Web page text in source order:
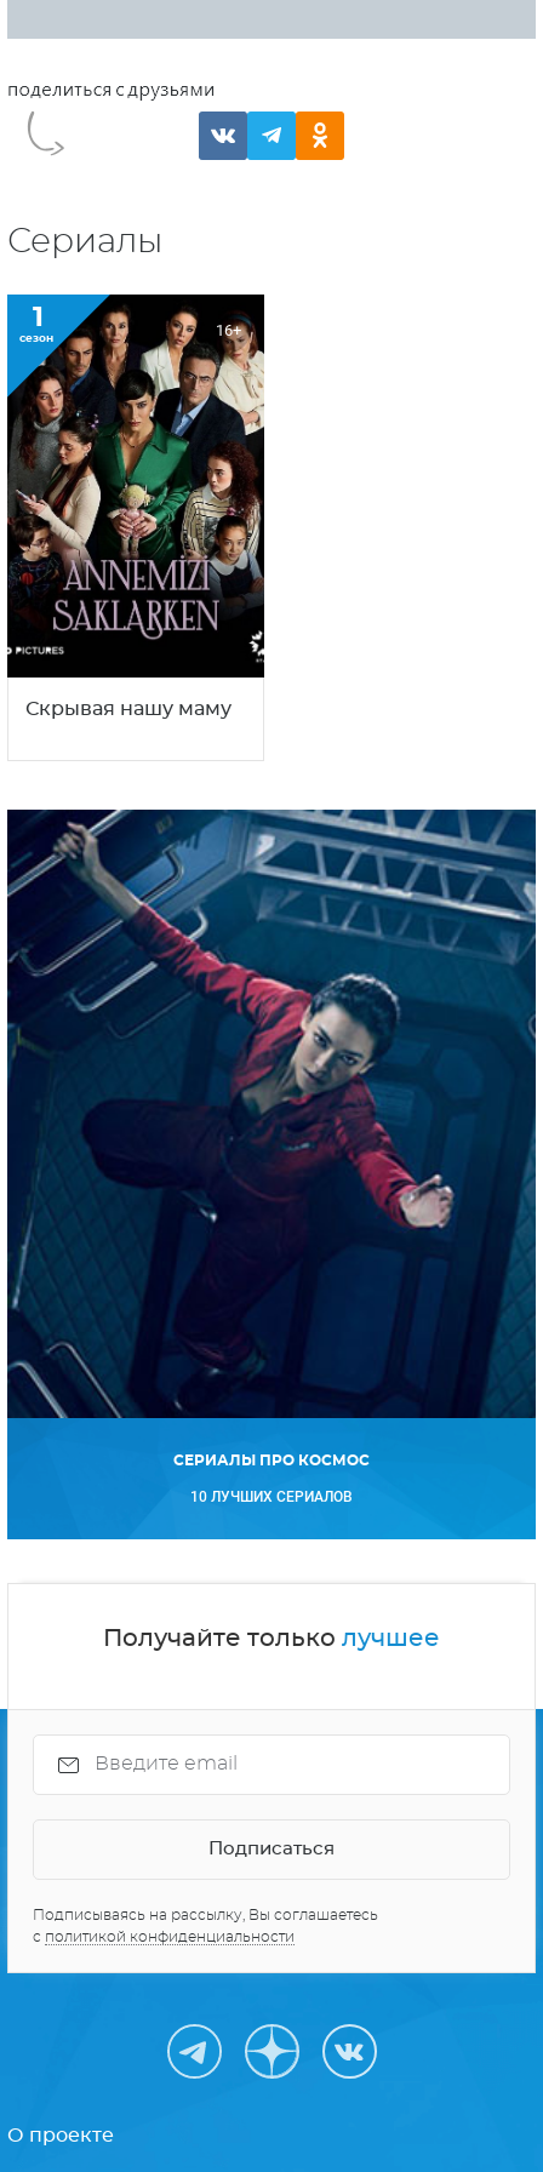
Сериалы
1
сезон 16+
Скрывая нашу маму
СЕРИАЛЫ ПРО КОСМОС
10 ЛУЧШИХ СЕРИАЛОВ
Получайте только лучшее
Подписываясь на рассылку, Вы соглашаетесь
с политикой конфиденциальности
О проекте